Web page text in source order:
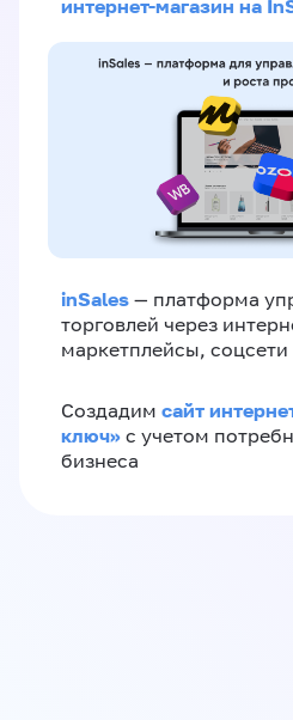
интернет-магазин на
inSales — платформа
торговлей через
маркетплейсы,
Создадим сайт
ключ» с учетом
бизнеса